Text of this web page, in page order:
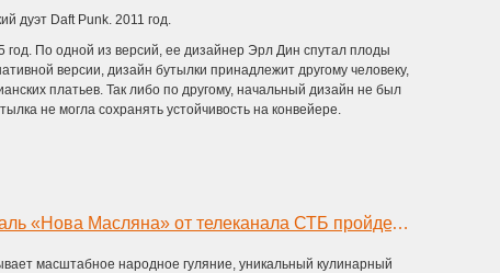
дуэт Daft Punk. 2011 год.
год. По одной из версий, ее дизайнер Эрл Дин спутал плоды
версии, дизайн бутылки принадлежит другому человеку,
платьев. Так либо по другому, начальный дизайн не был
не могла сохранять устойчивость на конвейере.
Кулинарный фестиваль «Нова Масляна» от телеканала СТБ пройдет в Киеве 16-17 марта
масштабное народное гуляние, уникальный кулинарный